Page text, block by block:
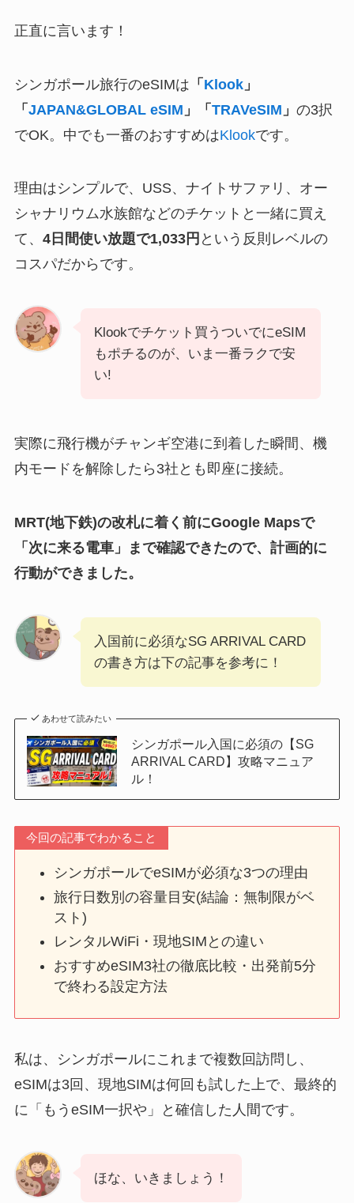
正直に言います！
シンガポール旅行のeSIMは 「 Klook」
「 JAPAN&GLOBAL eSIM 」「 TRAVeSIM 」 の3択
でOK。中でも一番のおすすめはKlookです。
理由はシンプルで、USS、ナイトサファリ、オー
シャナリウム水族館などのチケットと一緒に買え
て、 4日間使い放題で1,033円 という反則レベルの
コスパだからです。
Klookでチケット買うついでにeSIM
もポチるのが、いま一番ラクで安
い!
実際に飛行機がチャンギ空港に到着した瞬間、機
内モードを解除したら3社とも即座に接続。
MRT(地下鉄)の改札に着く前にGoogle Mapsで
「次に来る電車」まで確認できたので、計画的に
行動ができました。
入国前に必須なSG ARRIVAL CARD
の書き方は下の記事を参考に！
あわせて読みたい
シンガポール入国に必須の【SG
ARRIVAL CARD】攻略マニュア
ル！
今回の記事でわかること
シンガポールでeSIMが必須な3つの理由
旅行日数別の容量目安(結論：無制限がベ
スト)
レンタルWiFi・現地SIMとの違い
おすすめeSIM3社の徹底比較・出発前5分
で終わる設定方法
私は、シンガポールにこれまで複数回訪問し、
eSIMは3回、現地SIMは何回も試した上で、最終的
に「もうeSIM一択や」と確信した人間です。
ほな、いきましょう！